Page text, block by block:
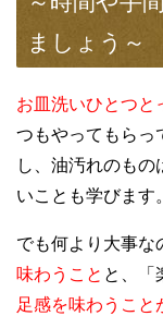
ましょう～
お皿洗いひとつと
つもやってもらっ
し、油汚れのも
いことも学びます。
でも何より大事な
味わうこと と、「
足感を味わうこと